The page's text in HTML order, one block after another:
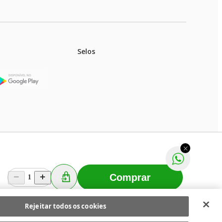
1 Comprar
Selos
na rede de lojas físicas.
prévio. Fast Shop S. A. CNPJ: 43.708.379/0001-
Fast Shop - Todos os direitos reservadosRF
Selecionar os Cookies
Rejeitar todos os cookies